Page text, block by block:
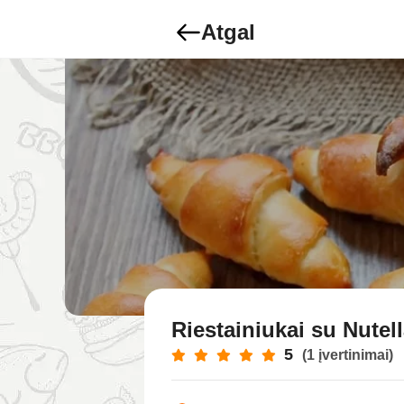
Atgal
Riestainiukai su
5 (1 įvertinimai)